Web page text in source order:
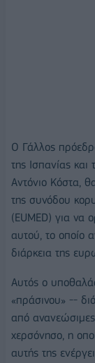
Ο Γάλλος
της Ισπανίας
Αντόνιο Κόστα,
της συνόδου
(EUMED) για να
αυτού, το οποίο
διάρκεια της
Αυτός ο
«πράσινου» --
από
χερσόνησο, η
αυτής της